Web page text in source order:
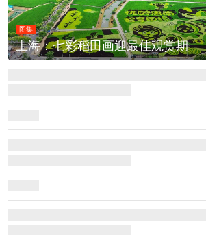
图集
厄瓜多尔总统诺沃亚会见阿根廷总